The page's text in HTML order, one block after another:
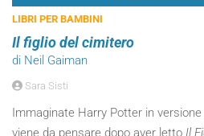
LIBRI PER BAMBINI
Il figlio del cimitero
di Neil Gaiman
Sara Sisti
Immaginate Harry Potter in
viene da pensare dopo aver letto Il